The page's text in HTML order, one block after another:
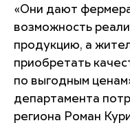
«Они дают
возможность
продукцию, а
приобретать
по выгодным
департамента
региона Роман